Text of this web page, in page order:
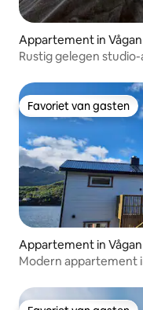
Appartement in Vågan
Rustig gelegen
Favoriet van gasten
Favoriet van gasten
Appartement in Vågan
Modern appartement